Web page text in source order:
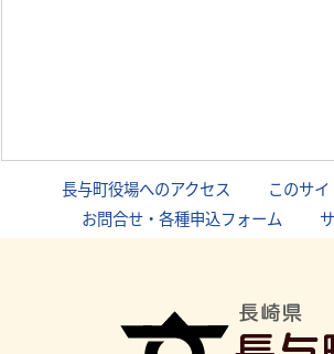
長与町役場へのアクセス このサ
お問合せ・各種申込フォーム